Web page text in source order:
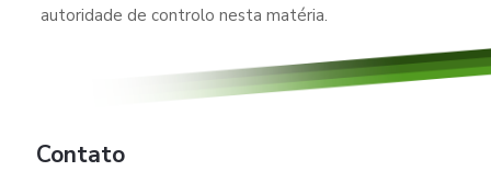
autoridade de controlo nesta matéria.
Contato